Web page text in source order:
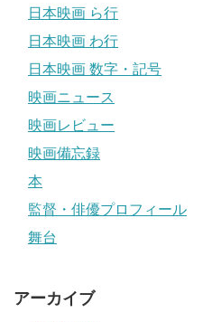
日本映画 ら行
日本映画 わ行
日本映画 数字・記号
映画ニュース
映画レビュー
映画備忘録
本
監督・俳優プロフィール
舞台
アーカイブ